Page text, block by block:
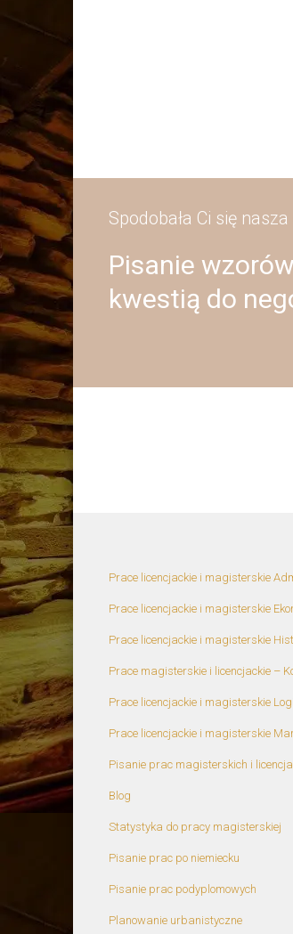
Spodobała Ci się
Pisanie
kwestią do
Prace licencjackie i magisterskie
Prace licencjackie i magisterskie
Prace licencjackie i magisterskie
Prace magisterskie i licencjackie –
Prace licencjackie i magisterskie
Prace licencjackie i magisterskie
Pisanie prac magisterskich i
Blog
Statystyka do pracy magisterskiej
Pisanie prac po niemiecku
Pisanie prac podyplomowych
Planowanie urbanistyczne